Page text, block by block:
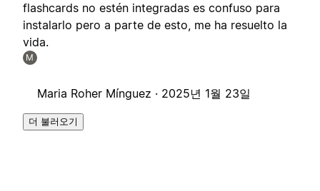
flashcards no estén integradas es confuso para
instalarlo pero a parte de esto, me ha resuelto la
vida.
M
Maria Roher Mínguez · 2025년 1월 23일
더 불러오기